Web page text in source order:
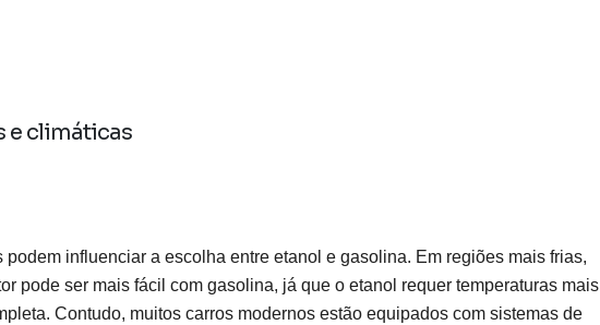
e climáticas
influenciar a escolha entre etanol e gasolina. Em regiões mais frias,
pode ser mais fácil com gasolina, já que o etanol requer temperaturas mais
Contudo, muitos carros modernos estão equipados com sistemas de